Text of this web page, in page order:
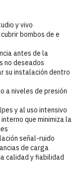
y vivo
bombos de e
antes de la
no deseados
su instalación dentro
a niveles de presión
y al uso intensivo
que minimiza la
señal-ruido
de carga
calidad y fiabilidad